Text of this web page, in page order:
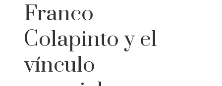
Franco
Colapinto y el
vínculo